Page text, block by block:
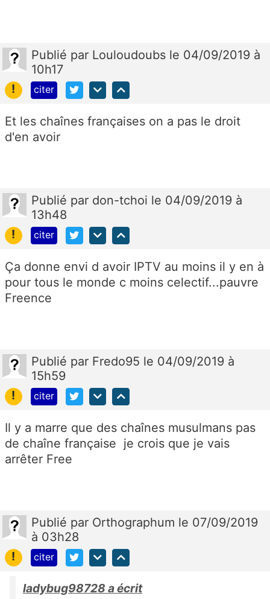
Publié par Louloudoubs le 04/09/2019 à
10h17
!
citer
Et les chaînes françaises on a pas le droit
d'en avoir
Publié par don-tchoi le 04/09/2019 à
13h48
!
citer
Ça donne envi d avoir IPTV au moins il y en à
pour tous le monde c moins celectif...pauvre
Freence
Publié par Fredo95 le 04/09/2019 à
15h59
!
citer
Il y a marre que des chaînes musulmans pas
de chaîne française je crois que je vais
arrêter Free
Publié par Orthographum le 07/09/2019
à 03h28
!
citer
ladybug98728 a écrit